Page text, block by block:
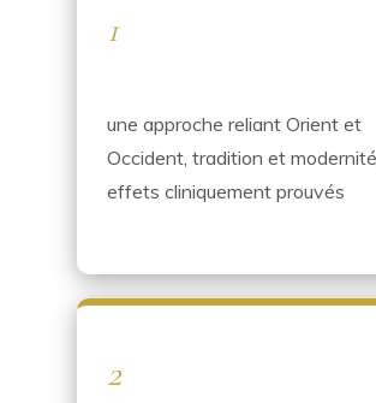
1
une approche reliant Orient et
Occident, tradition et
effets cliniquement prouvés
2